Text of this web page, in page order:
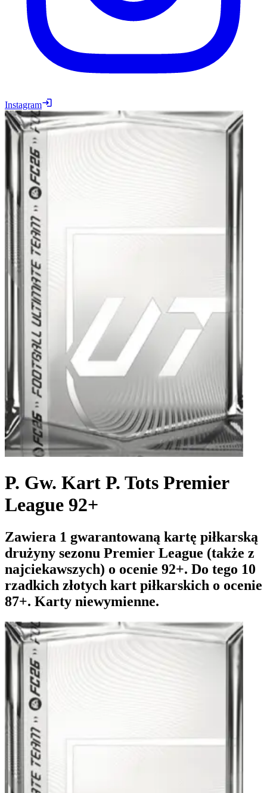
Instagram
P. Gw. Kart P. Tots Premier
League 92+
Zawiera 1 gwarantowaną kartę piłkarską
drużyny sezonu Premier League (także z
najciekawszych) o ocenie 92+. Do tego 10
rzadkich złotych kart piłkarskich o ocenie
87+. Karty niewymienne.